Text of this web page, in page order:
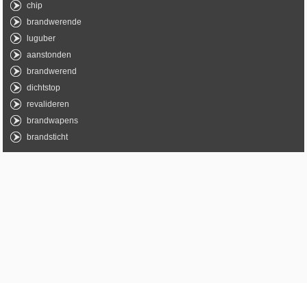
chip
brandwerende
luguber
aanstonden
brandwerend
dichtstop
revalideren
brandwapens
brandsticht